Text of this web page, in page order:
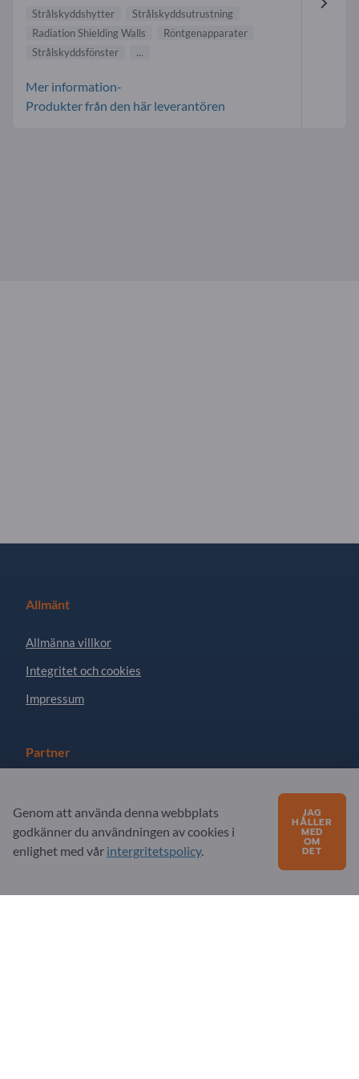
Strålskyddshytter
Strålskyddsutrustning
Radiation Shielding Walls
Röntgenapparater
Strålskyddsfönster
...
Mer information-
Produkter från den här leverantören
Allmänt
Allmänna villkor
Integritet och cookies
Impressum
Partner
Prenumerera på nyhetsbrev
Genom att använda denna webbplats
godkänner du användningen av cookies i
enlighet med vår intergritetspolicy.
JAG
HÅLLER
MED
OM
DET